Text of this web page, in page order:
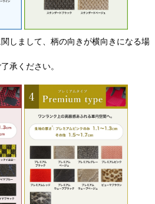
しまして、柄の向きが横向きになる場
承ください。